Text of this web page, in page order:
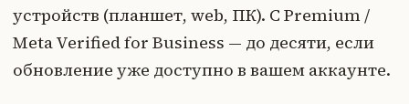
устройств (планшет, web, ПК). С Premium /
Meta Verified for Business — до десяти, если
обновление уже доступно в вашем аккаунте.